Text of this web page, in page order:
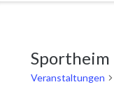
Sportheim
Veranstaltungen